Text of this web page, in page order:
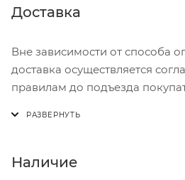
Доставка
Вне зависимости от способа
доставка осуществляется
правилам до подъезда
В субботу с 8:00 до 15:00
Наличие